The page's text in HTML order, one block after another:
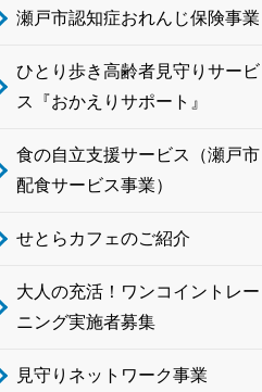
瀬戸市認知症おれんじ保険事業
ひとり歩き高齢者見守りサービ
ス『おかえりサポート』
食の自立支援サービス（瀬戸市
配食サービス事業）
せとらカフェのご紹介
大人の充活！ワンコイントレー
ニング実施者募集
見守りネットワーク事業